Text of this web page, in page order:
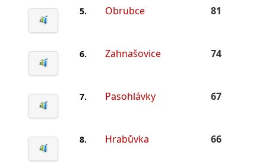
5. Obrubce 81
6. Zahnašovice 74
7. Pasohlávky 67
8. Hrabůvka 66